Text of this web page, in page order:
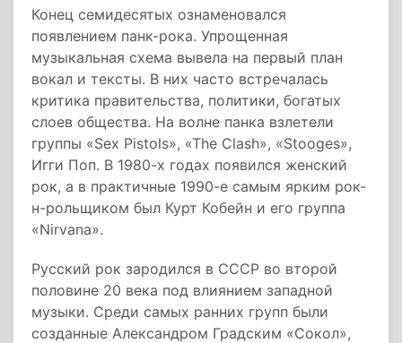
Конец семидесятых ознаменовался
появлением панк-рока. Упрощенная
музыкальная схема вывела на первый план
вокал и тексты. В них часто встречалась
критика правительства, политики, богатых
слоев общества. На волне панка взлетели
группы «Sex Pistols», «The Clash», «Stooges»,
Игги Поп. В 1980-х годах появился женский
рок, а в практичные 1990-е самым ярким рок-
н-рольщиком был Курт Кобейн и его группа
«Nirvana».
Русский рок зародился в СССР во второй
половине 20 века под влиянием западной
музыки. Среди самых ранних групп были
созданные Александром Градским «Сокол»,